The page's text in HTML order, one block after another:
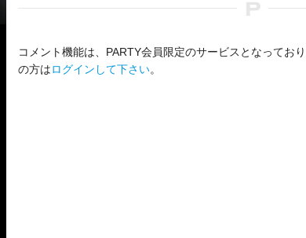
コメント機能は、PARTY会員限定のサービスとなってお
の方はログインして下さい。